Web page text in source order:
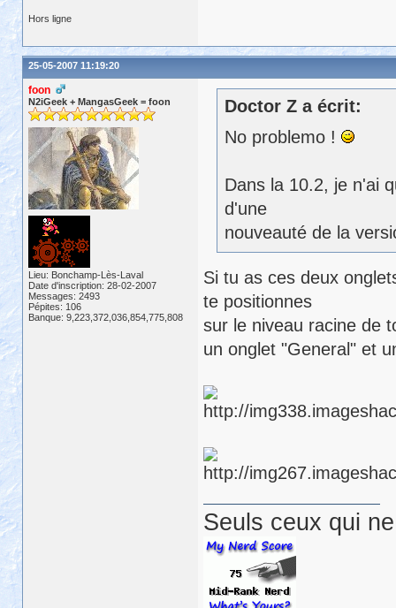
Hors ligne
25-05-2007 11:19:20
foon
N2iGeek + MangasGeek = foon
Lieu: Bonchamp-Lès-Laval
Date d'inscription: 28-02-2007
Messages: 2493
Pépites: 106
Banque: 9,223,372,036,854,775,808
Doctor Z a écrit:
No problemo !
Dans la 10.2, je n'ai
d'une
nouveauté de la
Si tu as ces deux
te positionnes
sur le niveau racine de
un onglet "General" et
Seuls ceux qui